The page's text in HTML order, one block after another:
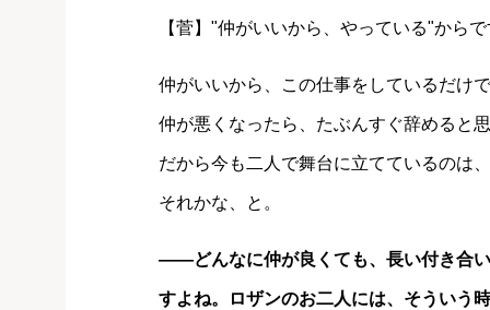
【菅】"仲がいいから、やっている"から
仲がいいから、この仕事をしているだけ
仲が悪くなったら、たぶんすぐ辞めると
だから今も二人で舞台に立てているのは
それかな、と。
――どんなに仲が良くても、長い付き合
すよね。ロザンのお二人には、そういう